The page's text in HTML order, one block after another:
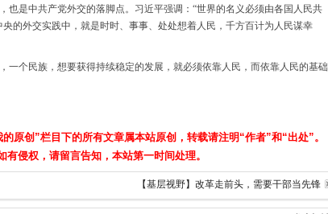
也是中共产党外交的落脚点。习近平强调：“世界的名义必须由各国人民共
的外交实践中，就是时时、事事、处处想着人民，千方百计为人民谋幸
一个民族，想要获得持续稳定的发展，就必须依靠人民，而依靠人民的基础
原创”栏目下的所有文章属本站原创，转载请注明“作者”和“出处”。
侵权，请留言告知，本站第一时间处理。
【基层视野】改革走前头，需要干部当先锋